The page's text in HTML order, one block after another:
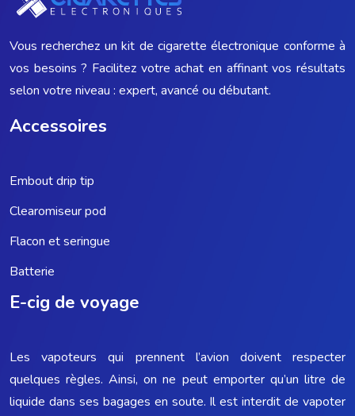
Vous recherchez un kit de cigarette électronique conforme à
vos besoins ? Facilitez votre achat en affinant vos résultats
selon votre niveau : expert, avancé ou débutant.
Accessoires
Embout drip tip
Clearomiseur pod
Flacon et seringue
Batterie
E-cig de voyage
Les vapoteurs qui prennent l’avion doivent respecter
quelques règles. Ainsi, on ne peut emporter qu’un litre de
liquide dans ses bagages en soute. Il est interdit de vapoter